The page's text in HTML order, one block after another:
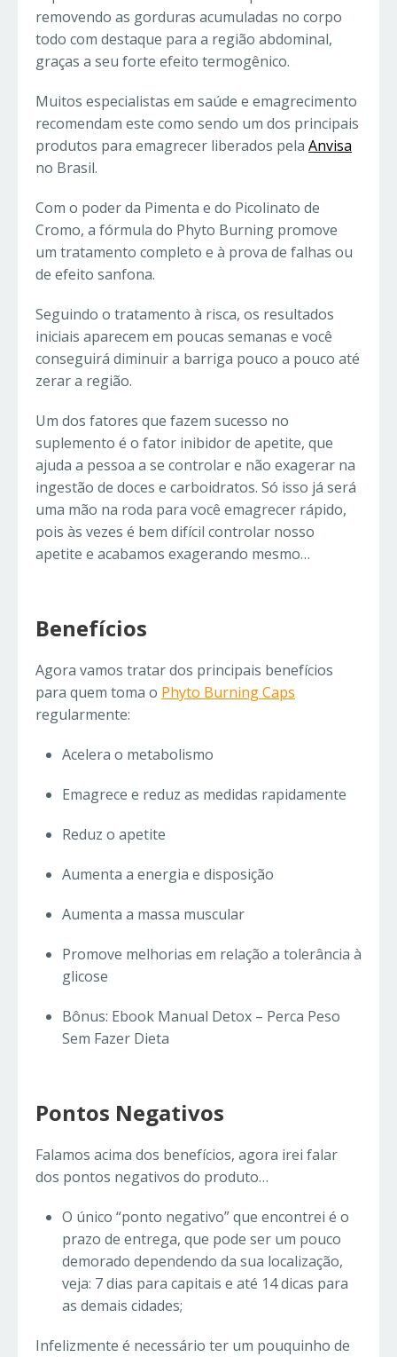
removendo as gorduras acumuladas no corpo
todo com destaque para a região abdominal,
graças a seu forte efeito termogênico.
Muitos especialistas em saúde e emagrecimento
recomendam este como sendo um dos principais
produtos para emagrecer liberados pela Anvisa
no Brasil.
Com o poder da Pimenta e do Picolinato de
Cromo, a fórmula do Phyto Burning promove
um tratamento completo e à prova de falhas ou
de efeito sanfona.
Seguindo o tratamento à risca, os resultados
iniciais aparecem em poucas semanas e você
conseguirá diminuir a barriga pouco a pouco até
zerar a região.
Um dos fatores que fazem sucesso no
suplemento é o fator inibidor de apetite, que
ajuda a pessoa a se controlar e não exagerar na
ingestão de doces e carboidratos. Só isso já será
uma mão na roda para você emagrecer rápido,
pois às vezes é bem difícil controlar nosso
apetite e acabamos exagerando mesmo…
Benefícios
Agora vamos tratar dos principais benefícios
para quem toma o Phyto Burning Caps
regularmente:
Acelera o metabolismo
Emagrece e reduz as medidas rapidamente
Reduz o apetite
Aumenta a energia e disposição
Aumenta a massa muscular
Promove melhorias em relação a tolerância à
glicose
Bônus: Ebook Manual Detox – Perca Peso
Sem Fazer Dieta
Pontos Negativos
Falamos acima dos benefícios, agora irei falar
dos pontos negativos do produto…
O único “ponto negativo” que encontrei é o
prazo de entrega, que pode ser um pouco
demorado dependendo da sua localização,
veja: 7 dias para capitais e até 14 dicas para
as demais cidades;
Infelizmente é necessário ter um pouquinho de